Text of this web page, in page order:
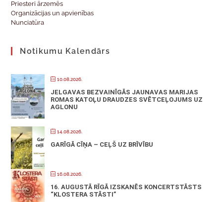
Priesteri ārzemēs
Organizācijas un apvienības
Nunciatūra
Notikumu Kalendārs
10.08.2026.
JELGAVAS BEZVAINĪGĀS JAUNAVAS MARIJAS
ROMAS KATOĻU DRAUDZES SVĒTCEĻOJUMS UZ
AGLONU
14.08.2026.
GARĪGĀ CĪŅA – CEĻŠ UZ BRĪVĪBU
16.08.2026.
16. AUGUSTĀ RĪGĀ IZSKANĒS KONCERTSTĀSTS
“KLOSTERA STĀSTI”